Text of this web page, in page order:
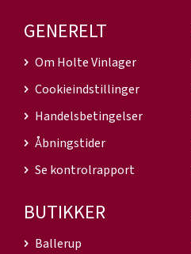
GENERELT
Om Holte Vinlager
Cookieindstillinger
Handelsbetingelser
Åbningstider
Se kontrolrapport
BUTIKKER
Ballerup